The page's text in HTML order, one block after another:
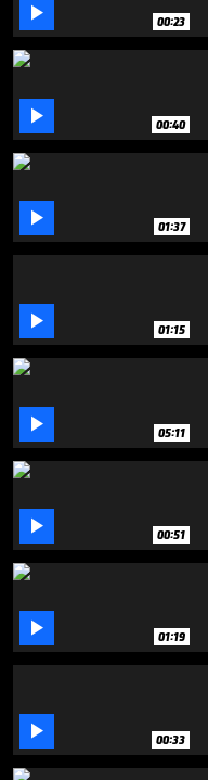
minute,
seconds
 00:23
 00:40
 01:37
 01:15
 05:11
 00:51
 01:19
 00:33